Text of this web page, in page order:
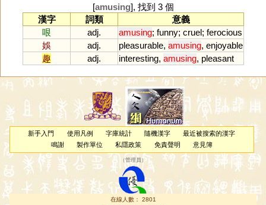
[amusing], 找到 3 個
漢字
詞類
意義
哏
adj. amusing; funny; cruel; ferocious
娛
adj. pleasurable, amusing, enjoyable
趣
adj. interesting, amusing, pleasant
新手入門 使用凡例 字庫統計 隨機漢字
最近被搜索的漢字
鳴謝
製作單位 私隱政策 免責聲明 意見簿
（管理員 ）
在線人數： 2801